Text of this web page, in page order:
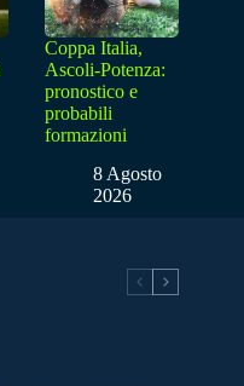
Coppa Italia,
Ascoli-Potenza:
pronostico e
probabili
formazioni
8 Agosto
2026